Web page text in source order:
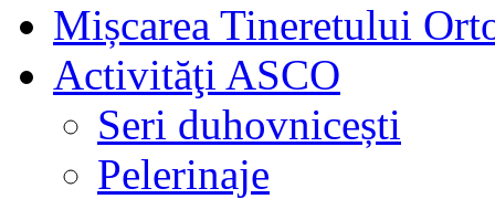
Mișcarea Tineretului
Activităţi ASCO
Seri duhovnicești
Pelerinaje